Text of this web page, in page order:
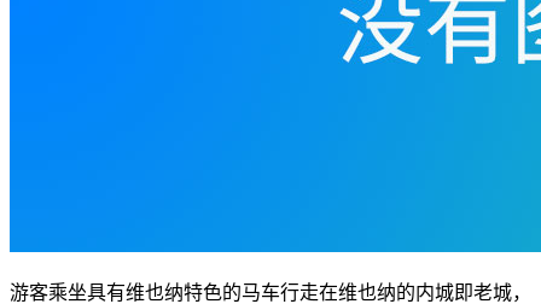
游客乘坐具有维也纳特色的马车行走在维也纳的内城即老城，